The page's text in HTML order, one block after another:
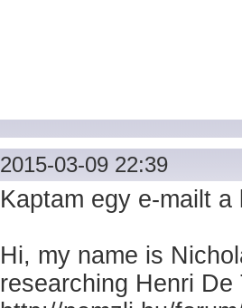
2015-03-09 22:39
Kaptam egy e-mailt
Hi, my name is
researching Henri